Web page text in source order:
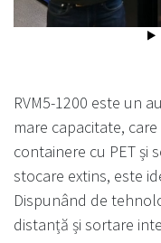
RVM5-1200 este un
mare capacitate,
containere cu PET și
stocare extins, este
Dispunând de
distanță și sortare